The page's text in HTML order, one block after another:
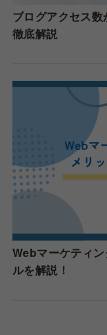
ブログアクセス
徹底解説
Webマーケティ
ルを解説！